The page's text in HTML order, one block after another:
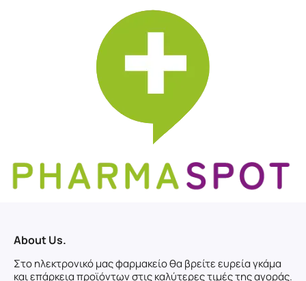
About Us.
Στο ηλεκτρονικό μας φαρμακείο θα βρείτε ευρεία γκάμα
και επάρκεια προϊόντων στις καλύτερες τιμές της αγοράς.